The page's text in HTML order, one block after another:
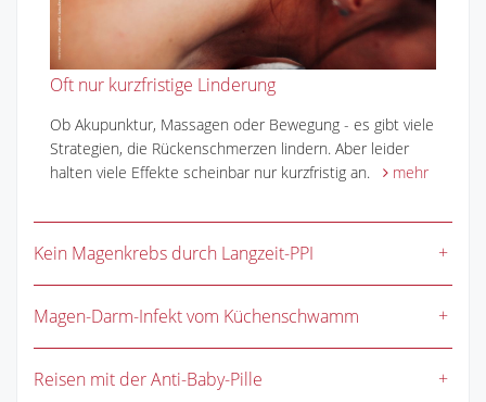
Oft nur kurzfristige Linderung
Ob Akupunktur, Massagen oder Bewegung - es gibt viele
Strategien, die Rückenschmerzen lindern. Aber leider
halten viele Effekte scheinbar nur kurzfristig an.
mehr
Kein Magenkrebs durch Langzeit-PPI
Magen-Darm-Infekt vom Küchenschwamm
Reisen mit der Anti-Baby-Pille